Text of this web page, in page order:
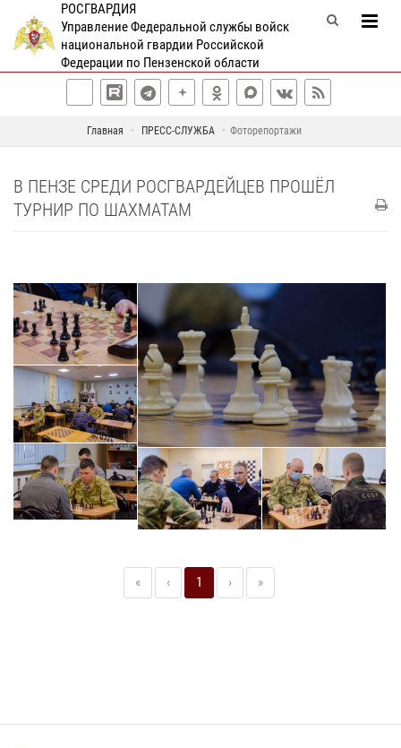
РОСГВАРДИЯ
Управление Федеральной службы войск
национальной гвардии Российской
Федерации по Пензенской области
Главная ПРЕСС-СЛУЖБА Фоторепортажи
В ПЕНЗЕ СРЕДИ РОСГВАРДЕЙЦЕВ ПРОШЁЛ
ТУРНИР ПО ШАХМАТАМ
« ‹ 1 › »